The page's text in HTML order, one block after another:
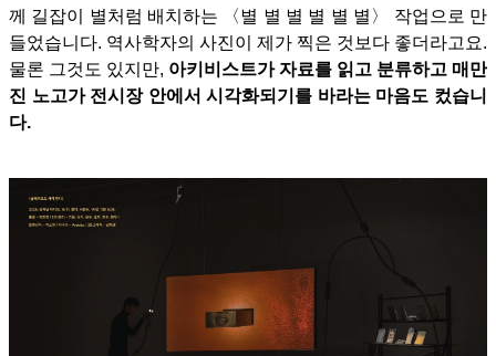
께 길잡이 별처럼 배치하는 〈별 별 별 별 별 별〉 작업으로 만
들었습니다. 역사학자의 사진이 제가 찍은 것보다 좋더라고요.
물론 그것도 있지만, 아키비스트가 자료를 읽고 분류하고 매만
진 노고가 전시장 안에서 시각화되기를 바라는 마음도 컸습니
다.